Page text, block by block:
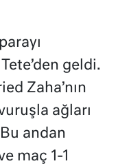
geldi.
Zaha’nın
ağları
andan
maç 1-1